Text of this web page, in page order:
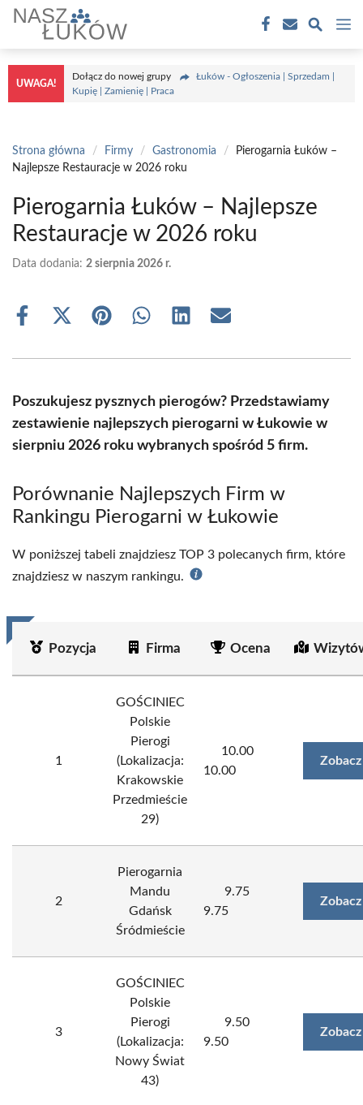
Przejdź
treści
UWAGA!
Dołącz do nowej grupy
Łuków - Ogłoszenia | Sprzedam |
Kupię | Zamienię | Praca
Strona główna / Firmy / Gastronomia /
Pierogarnia Łuków –
Najlepsze Restauracje w 2026 roku
Pierogarnia Łuków – Najlepsze
Restauracje w 2026 roku
Data dodania: 2 sierpnia 2026 r.
Share
Share
(Twitter)
Share Share Share Share
Poszukujesz pysznych pierogów? Przedstawiamy
zestawienie najlepszych pierogarni w Łukowie w
sierpniu 2026 roku wybranych spośród 5 firm.
Porównanie Najlepszych Firm w
Rankingu Pierogarni w Łukowie
W poniższej tabeli znajdziesz TOP 3 polecanych firm, które
znajdziesz w naszym rankingu.
Pozycja Firma Ocena
1
GOŚCINIEC
Polskie
Pierogi
(Lokalizacja:
Krakowskie
Przedmieście
29)
10.00
10.00
2
Pierogarnia
Mandu
Gdańsk
Śródmieście
9.75
9.75
3
GOŚCINIEC
Polskie
Pierogi
(Lokalizacja:
Nowy Świat
43)
9.50
9.50